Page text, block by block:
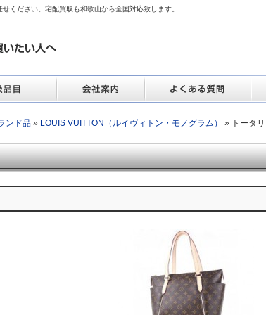
ください。宅配買取も和歌山から全国対応致します。
ンド品 » LOUIS VUITTON（ルイヴィトン・モノグラム） » トータ